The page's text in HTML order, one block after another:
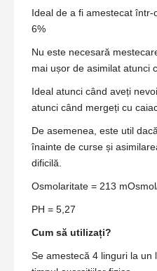
Ideal de a fi amestecat
6%
Nu este necesară
mai ușor de asimilat atunci
Ideal atunci când aveți
atunci când mergeți cu
De asemenea, este util
înainte de curse și
dificilă.
Osmolaritate = 213
PH = 5,27
Cum să utilizați?
Se amestecă 4 linguri la un